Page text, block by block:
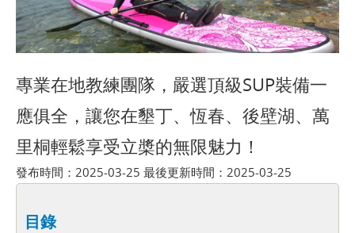
專業在地教練團隊，嚴選頂級SUP裝備一
應俱全，讓您在墾丁、恆春、後壁湖、萬
里桐輕鬆享受立槳的無限魅力！
發布時間：2025-03-25 最後更新時間：2025-03-25
目錄